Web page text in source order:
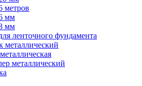
метров
мм
мм
ленточного фундамента
металлический
металлический